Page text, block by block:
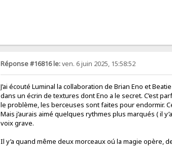
Réponse #16816 le:ven. 6 juin 2025, 15:58:52
J’ai écouté Luminal la collaboration de Brian Eno et
dans un écrin de textures dont Eno a le secret. C’est
le problème, les berceuses sont faites pour endormir.
Mais j’aurais aimé quelques rythmes plus marqués ( il
voix grave.
Il y’a quand même deux morceaux oú la magie opère,